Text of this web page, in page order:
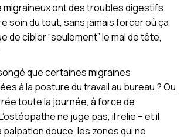
migraineux ont des troubles digestifs
soin du tout, sans jamais forcer où ça
de cibler “seulement” le mal de tête,
que certaines migraines
à la posture du travail au bureau ? Ou
toute la journée, à force de
ne juge pas, il relie – et il
douce, les zones qui ne